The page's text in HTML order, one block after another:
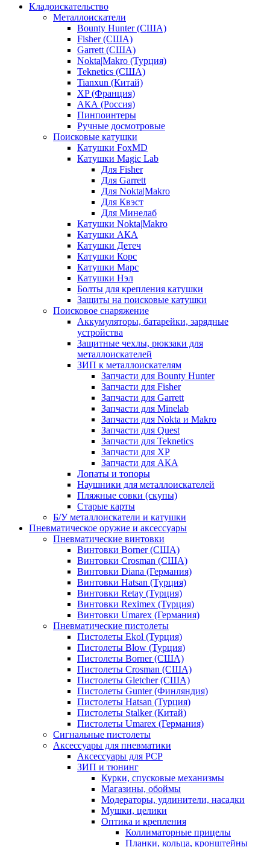
Кладоискательство
Металлоискатели
Bounty Hunter (США)
Fisher (США)
Garrett (США)
Nokta|Makro (Турция)
Teknetics (США)
Tianxun (Китай)
XP (Франция)
АКА (Россия)
Пинпоинтеры
Ручные досмотровые
Поисковые катушки
Катушки FoxMD
Катушки Magic Lab
Для Fisher
Для Garrett
Для Nokta|Makro
Для Квэст
Для Минелаб
Катушки Nokta|Makro
Катушки АКА
Катушки Детеч
Катушки Корс
Катушки Марс
Катушки Нэл
Болты для крепления катушки
Защиты на поисковые катушки
Поисковое снаряжение
Аккумуляторы, батарейки, зарядные
устройства
Защитные чехлы, рюкзаки для
металлоискателей
ЗИП к металлоискателям
Запчасти для Bounty Hunter
Запчасти для Fisher
Запчасти для Garrett
Запчасти для Minelab
Запчасти для Nokta и Makro
Запчасти для Quest
Запчасти для Teknetics
Запчасти для XP
Запчасти для АКА
Лопаты и топоры
Наушники для металлоискателей
Пляжные совки (скупы)
Старые карты
Б/У металлоискатели и катушки
Пневматическое оружие и аксессуары
Пневматические винтовки
Винтовки Borner (США)
Винтовки Crosman (США)
Винтовки Diana (Германия)
Винтовки Hatsan (Турция)
Винтовки Retay (Турция)
Винтовки Reximex (Турция)
Винтовки Umarex (Германия)
Пневматические пистолеты
Пистолеты Ekol (Турция)
Пистолеты Blow (Турция)
Пистолеты Borner (США)
Пистолеты Crosman (США)
Пистолеты Gletcher (США)
Пистолеты Gunter (Финляндия)
Пистолеты Hatsan (Турция)
Пистолеты Stalker (Китай)
Пистолеты Umarex (Германия)
Сигнальные пистолеты
Аксессуары для пневматики
Аксессуары для PCP
ЗИП и тюнинг
Курки, спусковые механизмы
Магазины, обоймы
Модераторы, удлинители, насадки
Мушки, целики
Оптика и крепления
Коллиматорные прицелы
Планки, кольца, кронштейны